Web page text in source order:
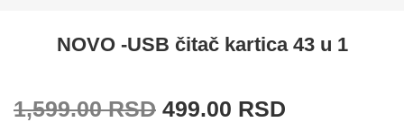
NOVO -USB čitač kartica 43 u 1
1,599.00RSD 499.00 RSD